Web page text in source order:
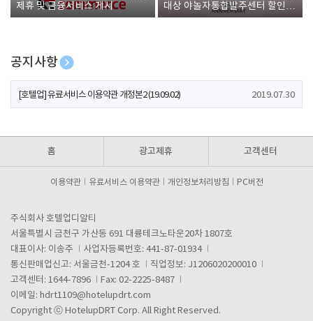
제휴 및 금융서비스 게시
대상 야놀자통합발주센터 할인쿠
폰 증정
공지사항
[호텔업] 개인정보 처리방침 개정본1 (19.09.02)
[호텔업] 유료서비스 이용약관 개정본2 (19.09.02) 2019.07.30
홈 광고제휴 고객센터
이용약관 유료서비스 이용약관 개인정보처리방침 PC버전
주식회사 호텔업디알티
서울특별시 금천구 가산동 691 대륭테크노타운20차 1807호
대표이사: 이송주
사업자등록번호: 441-87-01934
통신판매업신고: 서울금천-1204 호
직업정보: J1206020200010
고객센터: 1644-7896
Fax: 02-2225-8487
이메일: hdrt1109@hotelupdrt.com
Copyright ⓒ HotelupDRT Corp. All Right Reserved.